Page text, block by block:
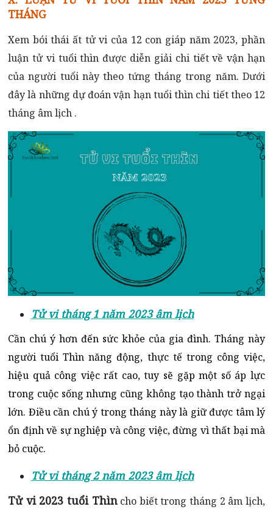
THÁNG
Xem bói thái ất tử vi của 12 con giáp năm 2023, phần
luận tử vi tuổi thìn được diễn giải chi tiết về vận hạn
của người tuổi này theo tứng tháng trong năm. Dưới
đây là những dự đoán vận hạn tuổi thìn chi tiết theo 12
tháng âm lịch .
Tử vi tháng 1 năm 2023 âm lịch
Cần chú ý hơn đến sức khỏe của gia đình. Tháng này
người tuổi Thìn năng động, thực tế trong công việc,
hiệu quả công việc rất cao, tuy sẽ gặp một số áp lực
trong cuộc sống nhưng cũng không tạo thành trở ngại
lớn. Điều cần chú ý trong tháng này là giữ được tâm lý
ổn định về sự nghiệp và công việc, đừng vì thất bại mà
bỏ cuộc.
Tử vi tháng 2 năm 2023 âm lịch
Tử vi 2023 tuổi Thìncho biết trong tháng 2 âm lịch,